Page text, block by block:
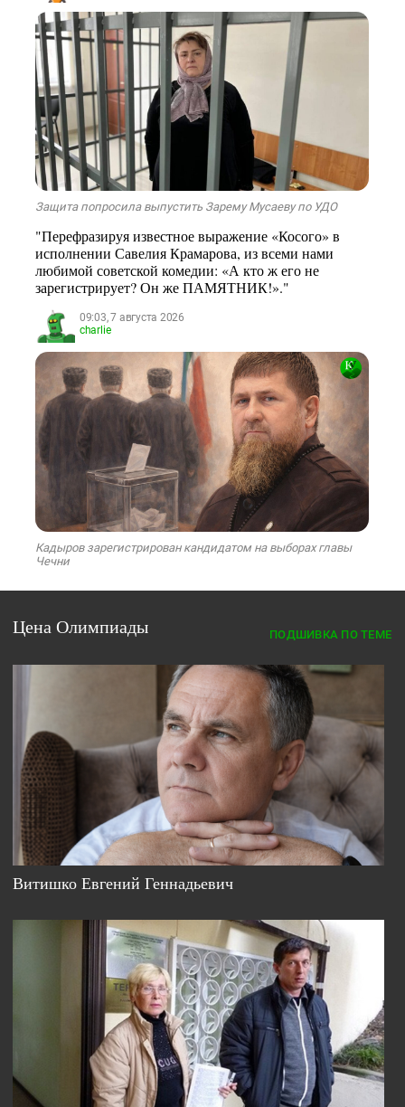
Защита попросила выпустить Зарему Мусаеву по УДО
"Перефразируя известное выражение «Косого» в
исполнении Савелия Крамарова, из всеми нами
любимой советской комедии: «А кто ж его не
зарегистрирует? Он же ПАМЯТНИК!»."
09:03, 7 августа 2026
charlie
Кадыров зарегистрирован кандидатом на выборах главы
Чечни
Цена Олимпиады ПОДШИВКА ПО ТЕМЕ
Витишко Евгений Геннадьевич